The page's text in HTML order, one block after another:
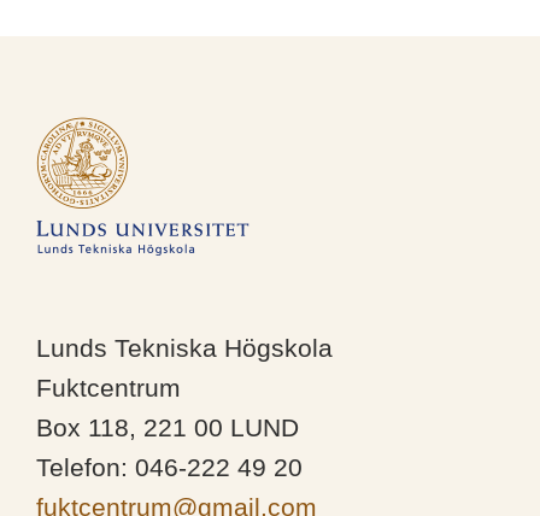
Lunds Tekniska Högskola
Fuktcentrum
Box 118, 221 00 LUND
Telefon: 046-222 49 20
fuktcentrum@gmail.com